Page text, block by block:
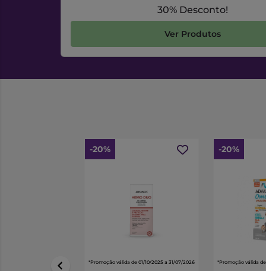
30% Desconto!
Ver Produtos
-20%
*Promoção válida de 01/10/2025 a 31/07/2026
-20%
*Promoção válida